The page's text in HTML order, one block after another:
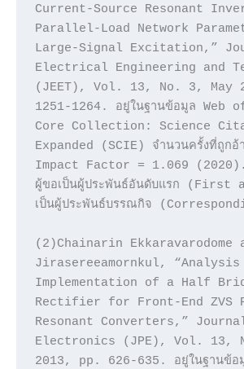
Current-Source Resonant
Parallel-Load Network
Large-Signal Excitation,”
Electrical Engineering and
(JEET), Vol. 13, No. 3, May
1251-1264. อยู่ในฐานข้อมูล Web
Core Collection: Science
Expanded (SCIE) จำนวนครั้งที่ถูกอ้
Impact Factor = 1.069 (2020).
ผู้ขอเป็นผู้ประพันธ์อันดับแรก (First
เป็นผู้ประพันธ์บรรณกิจ
(2)Chainarin Ekkaravarodome
Jirasereeamornkul, “Analysis
Implementation of a Half
Rectifier for Front-End ZVS
Resonant Converters,”
Electronics (JPE), Vol. 13,
2013, pp. 626-635. อยู่ในฐานข้อ